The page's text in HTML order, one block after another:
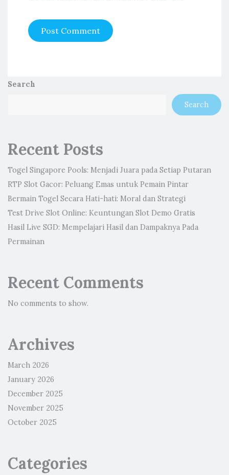
Search
Search
Recent Posts
Togel Singapore Pools: Menjadi Juara pada Setiap Putaran
RTP Slot Gacor: Peluang Emas untuk Pemain Pintar
Bermain Togel Secara Hati-hati: Moral dan Strategi
Test Drive Slot Online: Keuntungan Slot Demo Gratis
Hasil Live SGD: Mempelajari Hasil dan Dampaknya Pada
Permainan
Recent Comments
No comments to show.
Archives
March 2026
January 2026
December 2025
November 2025
October 2025
Categories